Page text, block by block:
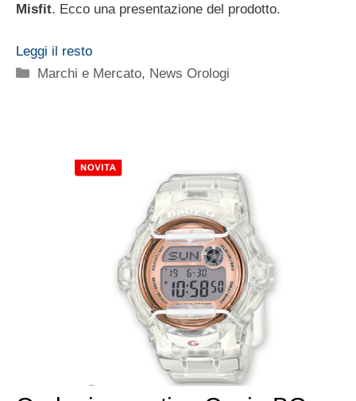
Misfit. Ecco una presentazione del prodotto.
Leggi il resto
Categorie
Marchi e Mercato, News Orologi